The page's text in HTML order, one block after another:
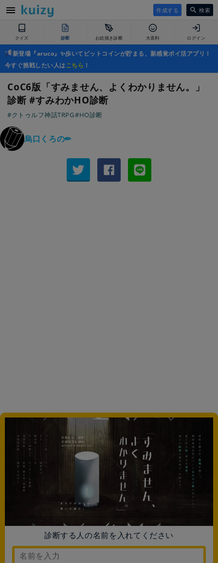
作成する 検索
クイズ 診断 お絵描き診断 大喜利 ログイン
新登場『aruco』✨歩いてビットコインが貯まる、新感覚ポイ活アプリ！
今すぐ挑戦したい人はこちら ！
CoC6版「すみません、よくわかりません。」
診断 #すみわかHO診断
#クトゥルフ神話TRPG#HO診断
烏口くろの✏
診断する人の名前を入れてください